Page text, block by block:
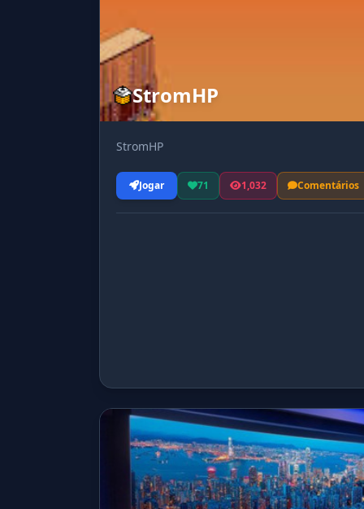
StromHP
StromHP
Jogar 71 1,032 Comentários